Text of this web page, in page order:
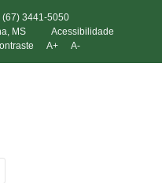
(67) 3441-5050
MS
Acessibilidade
A+ A-